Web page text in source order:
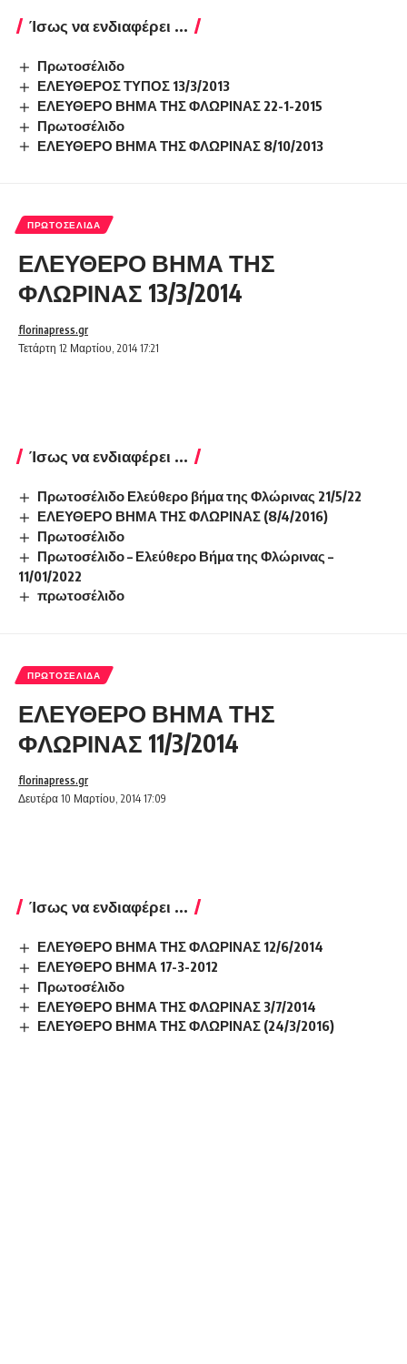
Ίσως να ενδιαφέρει ...
Πρωτοσέλιδο
ΕΛΕΥΘΕΡΟΣ ΤΥΠΟΣ 13/3/2013
ΕΛΕΥΘΕΡΟ ΒΗΜΑ ΤΗΣ ΦΛΩΡΙΝΑΣ 22-1-2015
Πρωτοσέλιδο
ΕΛΕΥΘΕΡΟ ΒΗΜΑ ΤΗΣ ΦΛΩΡΙΝΑΣ 8/10/2013
ΠΡΩΤΟΣΈΛΙΔΑ
ΕΛΕΥΘΕΡΟ ΒΗΜΑ ΤΗΣ
ΦΛΩΡΙΝΑΣ 13/3/2014
Τετάρτη 12 Μαρτίου, 2014 17:21
florinapress.gr
Ίσως να ενδιαφέρει ...
Πρωτοσέλιδο Ελεύθερο βήμα της Φλώρινας 21/5/22
ΕΛΕΥΘΕΡΟ ΒΗΜΑ ΤΗΣ ΦΛΩΡΙΝΑΣ (8/4/2016)
Πρωτοσέλιδο
Πρωτοσέλιδο – Ελεύθερο Βήμα της Φλώρινας –
11/01/2022
πρωτοσέλιδο
ΠΡΩΤΟΣΈΛΙΔΑ
ΕΛΕΥΘΕΡΟ ΒΗΜΑ ΤΗΣ
ΦΛΩΡΙΝΑΣ 11/3/2014
Δευτέρα 10 Μαρτίου, 2014 17:09
florinapress.gr
Ίσως να ενδιαφέρει ...
ΕΛΕΥΘΕΡΟ ΒΗΜΑ ΤΗΣ ΦΛΩΡΙΝΑΣ 12/6/2014
ΕΛΕΥΘΕΡΟ ΒΗΜΑ 17-3-2012
Πρωτοσέλιδο
ΕΛΕΥΘΕΡΟ ΒΗΜΑ ΤΗΣ ΦΛΩΡΙΝΑΣ 3/7/2014
ΕΛΕΥΘΕΡΟ ΒΗΜΑ ΤΗΣ ΦΛΩΡΙΝΑΣ (24/3/2016)